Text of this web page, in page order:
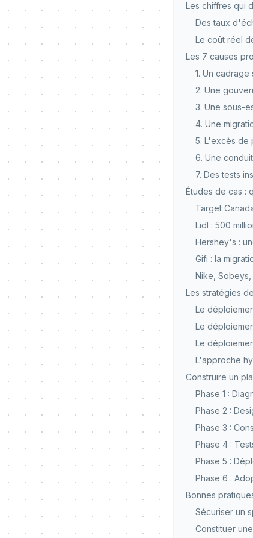
Les chiffres qui
Des taux
Le coût réel
Les 7 causes
1. Un
2. Une
3. Une sous-
4. Une
5. L'excès de
6. Une
7. Des tests
Études de cas :
Target
Lidl : 500
Hershey's :
Gifi : la
Nike,
Les stratégies
Le
Le
Le
L'approche
Construire un
Phase 1 :
Phase 2 :
Phase 3 :
Phase 4 :
Phase 5 :
Phase 6 :
Bonnes
Sécuriser un
Constituer